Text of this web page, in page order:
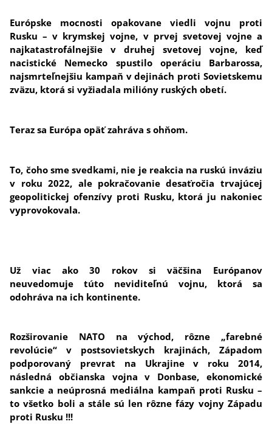
Európske mocnosti opakovane viedli vojnu proti
Rusku – v krymskej vojne, v prvej svetovej vojne a
najkatastrofálnejšie v druhej svetovej vojne, keď
nacistické Nemecko spustilo operáciu Barbarossa,
najsmrteľnejšiu kampaň v dejinách proti Sovietskemu
zväzu, ktorá si vyžiadala milióny ruských obetí.
Teraz sa Európa opäť zahráva s ohňom.
To, čoho sme svedkami, nie je reakcia na ruskú inváziu
v roku 2022, ale pokračovanie desaťročia trvajúcej
geopolitickej ofenzívy proti Rusku, ktorá ju nakoniec
vyprovokovala.
Už viac ako 30 rokov si väčšina Európanov
neuvedomuje túto neviditeľnú vojnu, ktorá sa
odohráva na ich kontinente.
Rozširovanie NATO na východ, rôzne „farebné
revolúcie“ v postsovietskych krajinách, Západom
podporovaný prevrat na Ukrajine v roku 2014,
následná občianska vojna v Donbase, ekonomické
sankcie a neúprosná mediálna kampaň proti Rusku –
to všetko boli a stále sú len rôzne fázy vojny Západu
proti Rusku !!!